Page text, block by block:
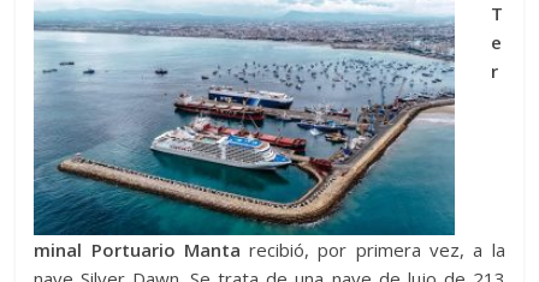
T
e
r
minal Portuario Manta recibió, por primera vez, a la